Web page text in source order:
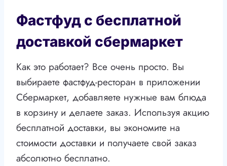
Фастфуд с бесплатной
доставкой сбермаркет
Как это работает? Все очень просто. Вы
выбираете фастфуд-ресторан в приложении
Сбермаркет, добавляете нужные вам блюда
в корзину и делаете заказ. Используя акцию
бесплатной доставки, вы экономите на
стоимости доставки и получаете свой заказ
абсолютно бесплатно.